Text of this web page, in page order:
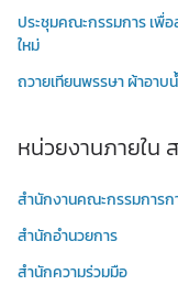
ประชุมคณะกรรมการ เพื่
ใหม่
ถวายเทียนพรรษา ผ้าอาบ
หน่วยงานภายใน
สำนักงานคณะกรรมการก
สำนักอำนวยการ
สำนักความร่วมมือ